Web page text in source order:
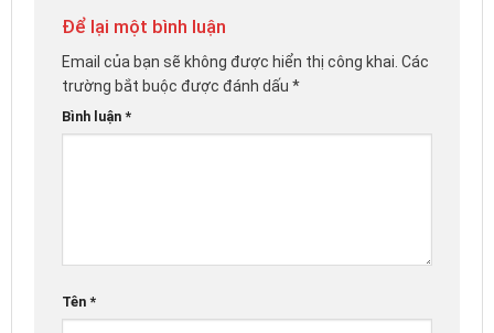
Để lại một bình luận
Email của bạn sẽ không được hiển thị công khai. Các
trường bắt buộc được đánh dấu *
Bình luận *
Tên *